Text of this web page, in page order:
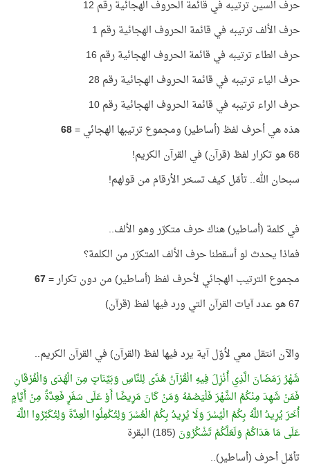
حرف السين ترتيبه في قائمة الحروف الهجائية رقم 12
حرف الألف ترتيبه في قائمة الحروف الهجائية رقم 1
حرف الطاء ترتيبه في قائمة الحروف الهجائية رقم 16
حرف الياء ترتيبه في قائمة الحروف الهجائية رقم 28
حرف الراء ترتيبه في قائمة الحروف الهجائية رقم 10
هذه هي أحرف لفظ (أساطير) ومجموع ترتيبها الهجائي =68
68 هو تكرار لفظ (قرآن) في القرآن الكريم!
سبحان الله.. تأمّل كيف تسخر الأرقام من قولهم!
في كلمة (أساطير) هناك حرف متكرّر وهو الألف..
فماذا يحدث لو أسقطنا حرف الألف المتكرّر من الكلمة؟
مجموع الترتيب الهجائي لأحرف لفظ (أساطير) من دون تكرار =67
67 هو عدد آيات القرآن التي ورد فيها لفظ (قرآن)
والآن انتقل معي لأوّل آية يرد فيها لفظ (القرآن) في القرآن الكريم..
شَهْرُ رَمَضَانَ الَّذِي أُنْزِلَ فِيهِ الْقُرْآنُ هُدًى لِلنَّاسِ وَبَيِّنَاتٍ مِنَ الْهُدَى وَالْفُرْقَانِ
فَمَنْ شَهِدَ مِنْكُمُ الشَّهْرَ فَلْيَصُمْهُ وَمَنْ كَانَ مَرِيضًا أَوْ عَلَى سَفَرٍ فَعِدَّةٌ مِنْ أَيَّامٍ
أُخَرَ يُرِيدُ اللَّهُ بِكُمُ الْيُسْرَ وَلَا يُرِيدُ بِكُمُ الْعُسْرَ وَلِتُكْمِلُوا الْعِدَّةَ وَلِتُكَبِّرُوا اللَّهَ
عَلَى مَا هَدَاكُمْ وَلَعَلَّكُمْ تَشْكُرُونَ (185) البقرة
تأمّل أحرف (أساطير)..